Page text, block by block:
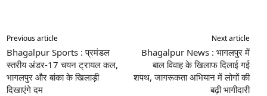
Previous article
Bhagalpur Sports : प्रमंडल
स्तरीय अंडर-17 चयन ट्रायल कल,
भागलपुर और बांका के खिलाड़ी
दिखाएंगे दम
Next article
Bhagalpur News : भागलपुर में
बाल विवाह के खिलाफ दिलाई गई
शपथ, जागरूकता अभियान में लोगों की
बढ़ी भागीदारी